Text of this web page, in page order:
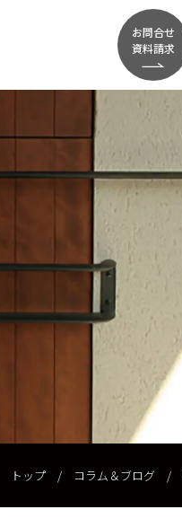
お問合せ
資料請求
トップ/ コラム＆ブログ /